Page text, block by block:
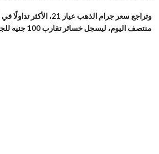
منتصف اليوم، ليسجل خسائر تقارب 100 جنيه للجرام.